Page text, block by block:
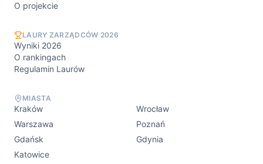
O projekcie
LAURY ZARZĄDCÓW 2026
Wyniki 2026
O rankingach
Regulamin Laurów
MIASTA
Kraków
Wrocław
Warszawa
Poznań
Gdańsk
Gdynia
Katowice